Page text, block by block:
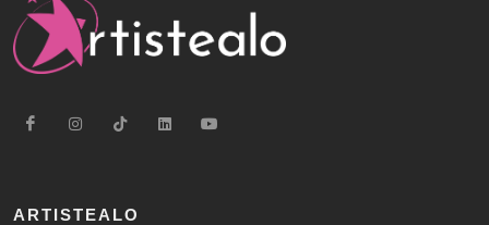
ARTISTEALO